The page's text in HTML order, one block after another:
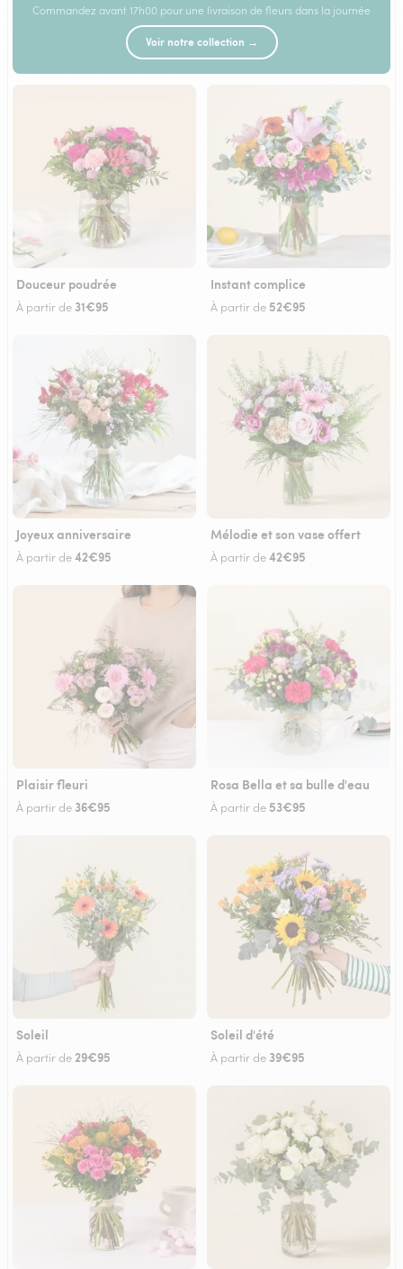
Commandez avant 17h00 pour une livraison de fleurs dans la journée
Voir notre collection →
Douceur poudrée
À partir de 31€95
Instant complice
À partir de 52€95
Joyeux anniversaire
À partir de42€95
Mélodie et son vase offert
À partir de42€95
Plaisir fleuri
À partir de 36€95
Rosa Bella et sa bulle d'eau
À partir de 53€95
Soleil
À partir de29€95
Soleil d'été
À partir de 39€95